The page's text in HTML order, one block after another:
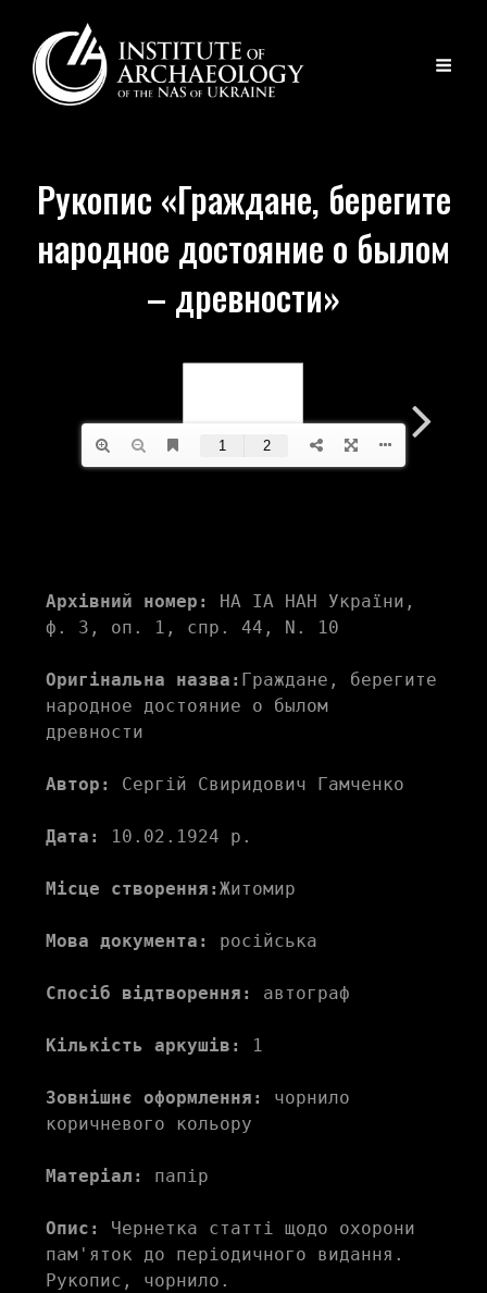
Рукопис «Граждане, берегите
народное достояние о былом
– древности»
Архівний номер:
НА ІА НАН України,
ф. 3, оп. 1, спр. 44, N. 10
Оригінальна назва: Граждане, берегите
народное достояние о былом
древности
Автор: Сергій Свиридович Гамченко
Дата: 10.02.1924 р.
Місце створення: Житомир
Мова документа: російська
Спосіб відтворення: автограф
Кількість аркушів: 1
Зовнішнє оформлення:
чорнило
коричневого кольору
Матеріал: папір
Опис:
Чернетка статті щодо охорони
пам'яток до періодичного видання.
Рукопис, чорнило.